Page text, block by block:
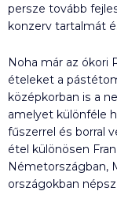
persze tovább
konzerv tartalmát
Noha már az ókori
ételeket a
középkorban is a
amelyet különféle
fűszerrel és borral
étel különösen
Németországban,
országokban